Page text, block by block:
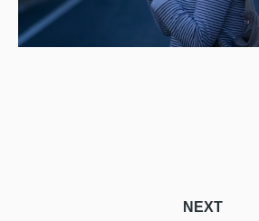
NEXT